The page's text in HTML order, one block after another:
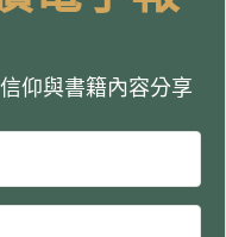
仰與書籍內容分享